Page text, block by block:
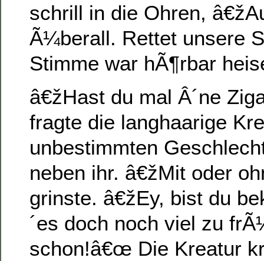
schrill in die Ohren,
Ã¼berall. Rettet unsere
Stimme war hÃ¶rbar
â€žHast du mal Â´ne
fragte die langhaarige
unbestimmten
neben ihr. â€žMit oder
grinste. â€žEy, bist du
´es doch noch viel zu
schon!â€œ Die Kreatur